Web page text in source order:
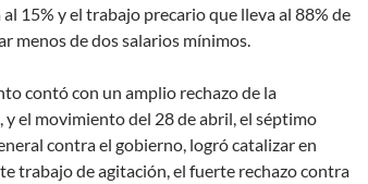
15% y el trabajo precario que lleva al 88% de
menos de dos salarios mínimos.
contó con un amplio rechazo de la
el movimiento del 28 de abril, el séptimo
contra el gobierno, logró catalizar en
trabajo de agitación, el fuerte rechazo contra